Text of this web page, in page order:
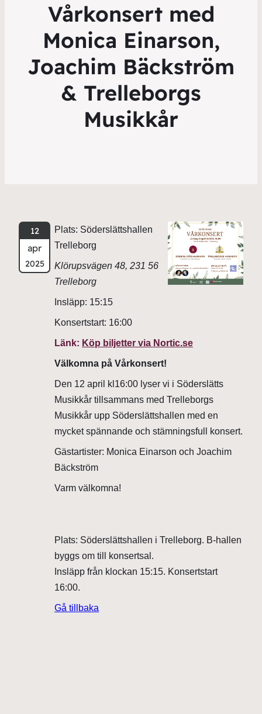
Vårkonsert med
Monica Einarson,
Joachim Bäckström
& Trelleborgs
Musikkår
12
apr
2025
Plats: Söderslättshallen
Trelleborg
Klörupsvägen 48, 231 56
Trelleborg
Insläpp: 15:15
Konsertstart: 16:00
Länk: Köp biljetter via Nortic.se
Välkomna på Vårkonsert!
Den 12 april kl16:00 lyser vi i Söderslätts
Musikkår tillsammans med Trelleborgs
Musikkår upp Söderslättshallen med en
mycket spännande och stämningsfull konsert.
Gästartister: Monica Einarson och Joachim
Bäckström
Varm välkomna!
Plats: Söderslättshallen i Trelleborg. B-hallen
byggs om till konsertsal.
Insläpp från klockan 15:15. Konsertstart
16:00.
Gå tillbaka